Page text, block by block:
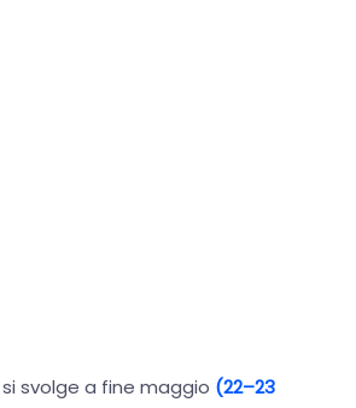
si svolge a fine maggio (22–23